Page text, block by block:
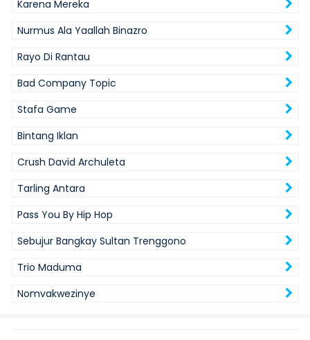
Karena Mereka
Nurmus Ala Yaallah Binazro
Rayo Di Rantau
Bad Company Topic
Stafa Game
Bintang Iklan
Crush David Archuleta
Tarling Antara
Pass You By Hip Hop
Sebujur Bangkay Sultan Trenggono
Trio Maduma
Nomvakwezinye